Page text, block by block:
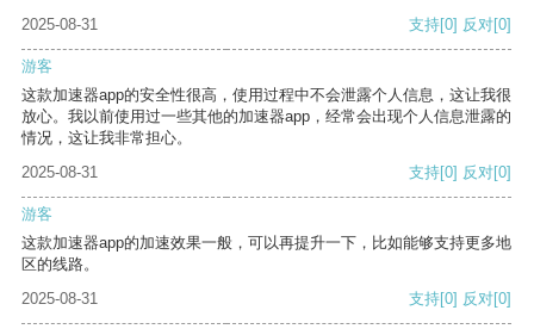
2025-08-31
支持[0] 反对[0]
游客
这款加速器app的安全性很高，使用过程中不会泄露个人信息，这让我很
放心。我以前使用过一些其他的加速器app，经常会出现个人信息泄露的
情况，这让我非常担心。
2025-08-31
支持[0] 反对[0]
游客
这款加速器app的加速效果一般，可以再提升一下，比如能够支持更多地
区的线路。
2025-08-31
支持[0] 反对[0]